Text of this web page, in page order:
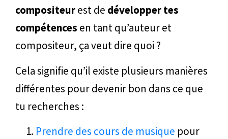
compositeurest de développer tes
compétences en tant qu’auteur et
compositeur, ça veut dire quoi ?
Cela signifie qu’il existe plusieurs manières
différentes pour devenir bon dans ce que
tu recherches :
Prendre des cours de musique pour